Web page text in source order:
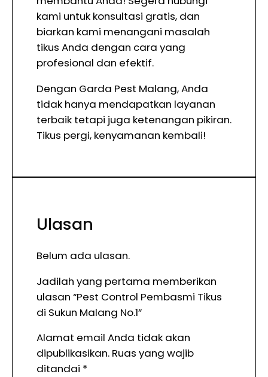
kami untuk konsultasi gratis, dan
biarkan kami menangani masalah
tikus Anda dengan cara yang
profesional dan efektif.
Dengan Garda Pest Malang, Anda
tidak hanya mendapatkan layanan
terbaik tetapi juga ketenangan pikiran.
Tikus pergi, kenyamanan kembali!
Ulasan
Belum ada ulasan.
Jadilah yang pertama memberikan
ulasan “Pest Control Pembasmi Tikus
di Sukun Malang No.1”
Alamat email Anda tidak akan
dipublikasikan. Ruas yang wajib
ditandai *